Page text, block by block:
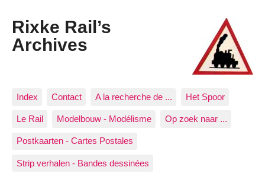
Rixke Rail’s
Archives
Index Contact A la recherche de ... Het Spoor
Le Rail Modelbouw - Modélisme Op zoek naar ...
Postkaarten - Cartes Postales
Strip verhalen - Bandes dessinées